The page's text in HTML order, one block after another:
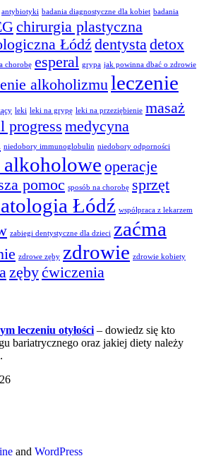
antybiotyki badania diagnostyczne dla kobiet badania
chirurgia plastyczna
Łódź dentystadetox
chorobę esperal grypa jak powinna dbać o zdrowie
alkoholizmuleczenie
leki leki na grypę leki na przeziębienie masaż
progress medycyna
niedobory immunoglobulin niedobory odporności
operacje
pomoc sposób na chorobę sprzęt
Łódź współpraca z lekarzem
zabiegi dentystyczne dla dzieci zaćma
zdrowe zęby zdrowie zdrowie kobiety
zębyćwiczenia
leczeniu otyłości – dowiedz się kto
bariatrycznego oraz jakiej diety należy
and WordPress